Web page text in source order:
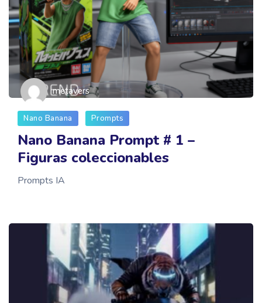
metavers
Nano Banana Prompts
Nano Banana Prompt # 1 –
Figuras coleccionables
Prompts IA